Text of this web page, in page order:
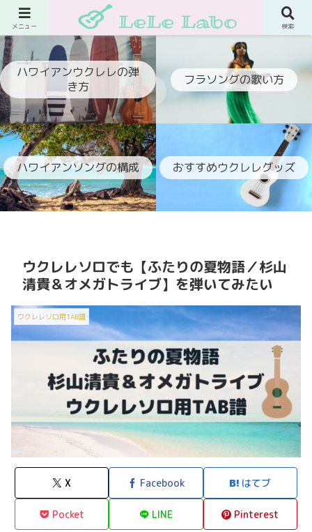
ウクレレでフラ伴奏ができるようになるブログ
ハワイアンウクレレの弾
き方
フラソングの歌い方
ハワイアンソングの構成 おすすめウクレレグッズ
ウクレレソロでも【ふたりの夏物語／杉山
清貴＆オメガトライブ】を弾いてみたい
ウクレレソロ用TAB譜
X Facebook はてブ
Pocket LINE Pinterest
メニュー 検索